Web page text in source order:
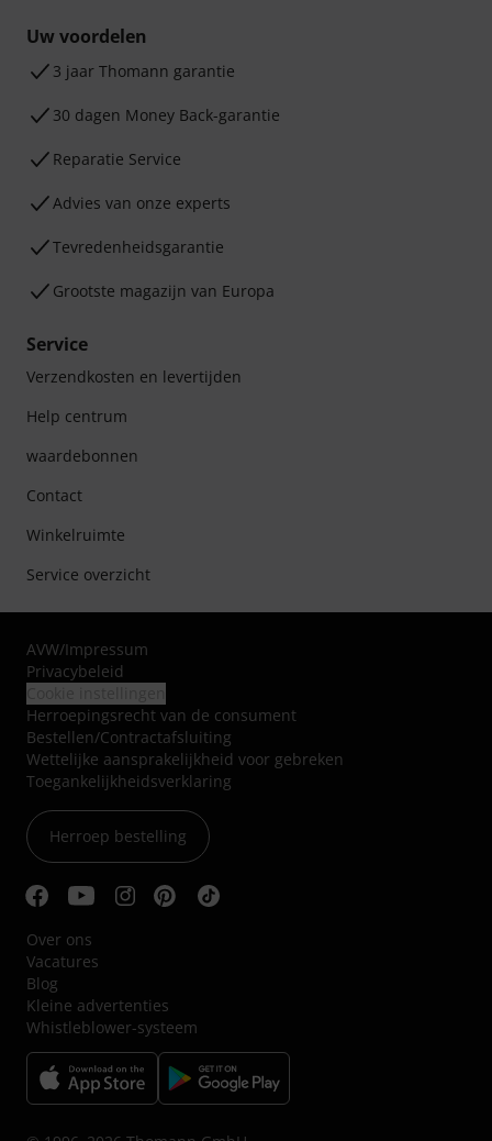
Uw voordelen
3 jaar Thomann garantie
30 dagen Money Back-garantie
Reparatie Service
Advies van onze experts
Tevredenheidsgarantie
Grootste magazijn van Europa
Service
Verzendkosten en levertijden
Help centrum
waardebonnen
Contact
Winkelruimte
Service overzicht
AVW/Impressum
Privacybeleid
Herroepingsrecht van de consument
Bestellen/Contractafsluiting
Wettelijke aansprakelijkheid voor gebreken
Toegankelijkheidsverklaring
Herroep bestelling
Over ons
Vacatures
Blog
Kleine advertenties
Whistleblower-systeem